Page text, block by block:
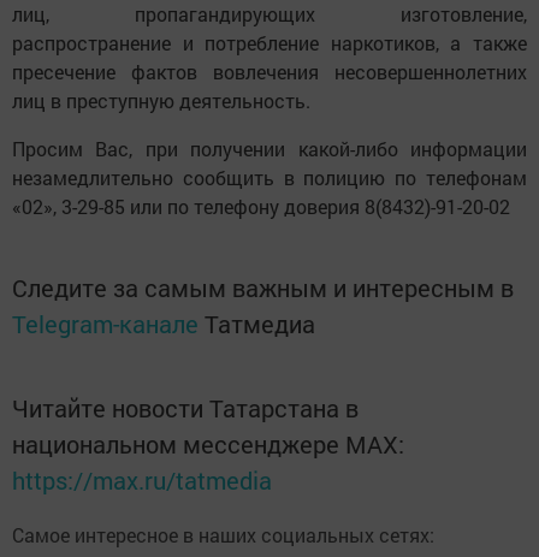
лиц, пропагандирующих изготовление,
распространение и потребление наркотиков, а также
пресечение фактов вовлечения несовершеннолетних
лиц в преступную деятельность.
Просим Вас, при получении какой-либо информации
незамедлительно сообщить в полицию по телефонам
«02», 3-29-85 или по телефону доверия 8(8432)-91-20-02
Следите за самым важным и интересным в
Telegram-канале Татмедиа
Читайте новости Татарстана в
национальном мессенджере MАХ:
https://max.ru/tatmedia
Самое интересное в наших социальных сетях: